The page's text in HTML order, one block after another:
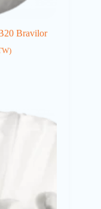
Bravilor